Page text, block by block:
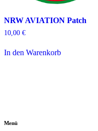
NRW AVIATION Patch
10,00 €
In den Warenkorb
Menü